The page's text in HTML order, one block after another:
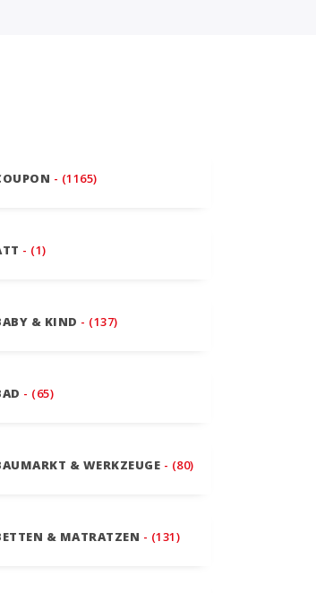
- (1165)
- (1)
& KIND - (137)
- (65)
& WERKZEUGE - (80)
& MATRATZEN - (131)